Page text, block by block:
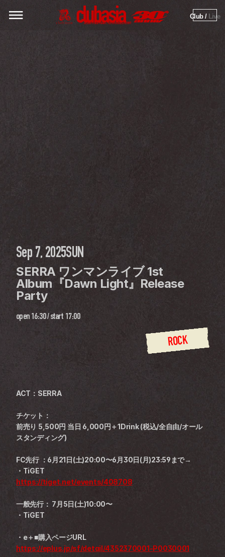
Club / Live
Sep 7, 2025SUN
SERRA ワンマンライブ 1st
Album『Dawn Light』Release
Party
open 16:30 / start 17:00
ROCK
ACT：SERRA
チケット：
前売り 5,500円 当日 6,000円＋1Drink (税込/全自由/オール
スタンディング)
FC先行 ：6月21日(土)20:00〜6月30日(月)23:59まで→
・TiGET
https://tiget.net/events/408708
一般先行： 7月5日(土)10:00〜
・TiGET
・e＋■購入ページURL
https://eplus.jp/sf/detail/4352370001-P0030001